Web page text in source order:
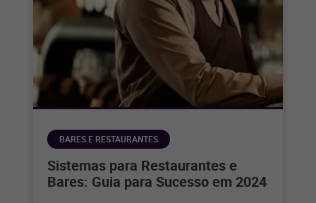
BARES E RESTAURANTES
Sistemas para Restaurantes e
Bares: Guia para Sucesso em 2024